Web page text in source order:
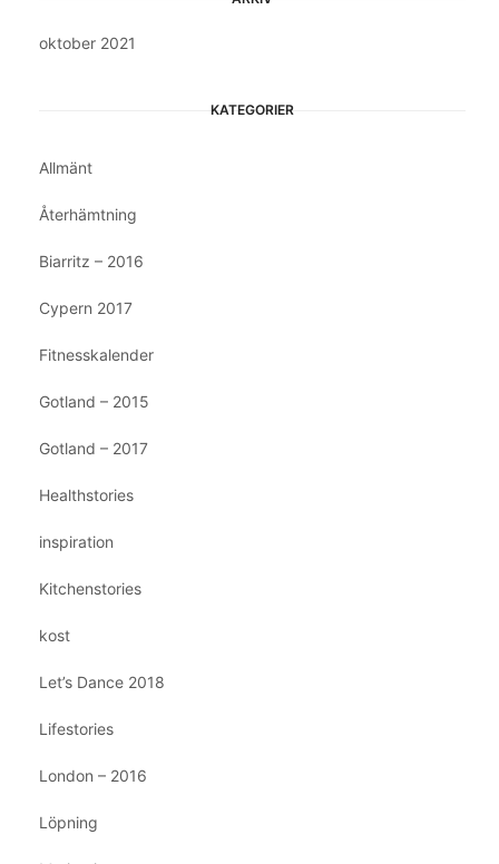
oktober 2021
KATEGORIER
Allmänt
Återhämtning
Biarritz – 2016
Cypern 2017
Fitnesskalender
Gotland – 2015
Gotland – 2017
Healthstories
inspiration
Kitchenstories
kost
Let’s Dance 2018
Lifestories
London – 2016
Löpning